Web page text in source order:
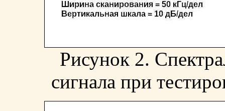
Рисунок 2.
сигнала при